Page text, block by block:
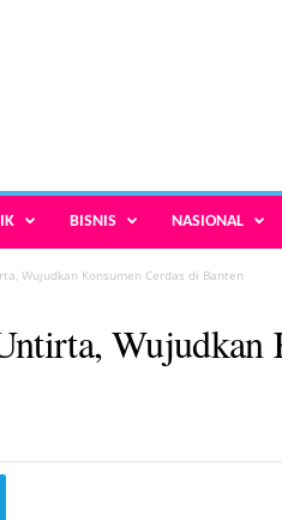
BISNIS NASIONAL
Wujudkan Konsumen Cerdas di Banten
Wujudkan